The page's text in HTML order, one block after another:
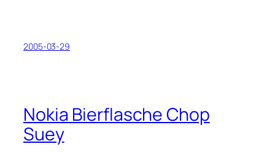
2005-03-29
Nokia Bierflasche Chop
Suey